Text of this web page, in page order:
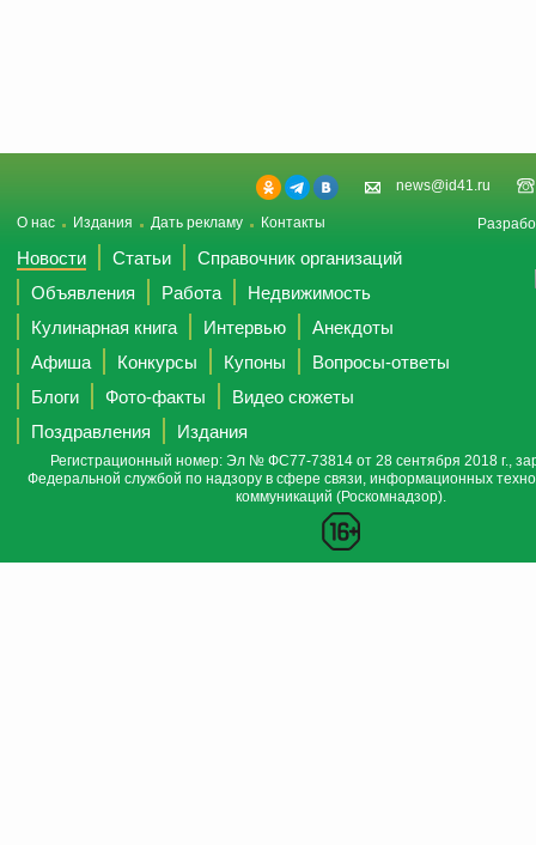
news@id41.ru
О нас Издания Дать рекламу Контакты
Новости Статьи
Справочник организаций
Объявления
Работа
Недвижимость
Кулинарная книга
Интервью
Анекдоты
Афиша
Конкурсы Купоны
Вопросы-ответы
Блоги
Фото-факты
Видео сюжеты
Поздравления
Издания
Регистрационный номер: Эл № ФС77-73814 от 28 сентября 2018 г.,
Федеральной службой по надзору в сфере связи, информационных
коммуникаций (Роскомнадзор).